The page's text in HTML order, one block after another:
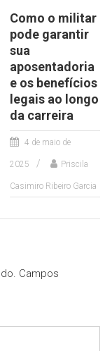
Como o militar
pode garantir
sua
aposentadoria
e os benefícios
legais ao longo
da carreira
4 de maio de
2025 Priscila
Casimiro Ribeiro Garcia
Campos